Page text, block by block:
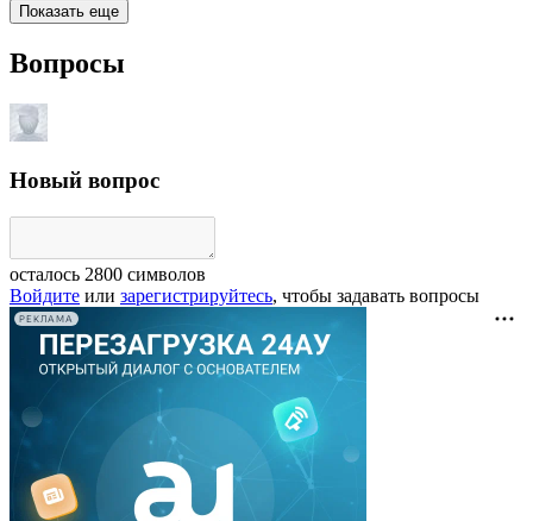
Показать еще
Вопросы
Новый вопрос
осталось 2800 символов
Войдите или зарегистрируйтесь, чтобы задавать вопросы
РЕКЛАМА